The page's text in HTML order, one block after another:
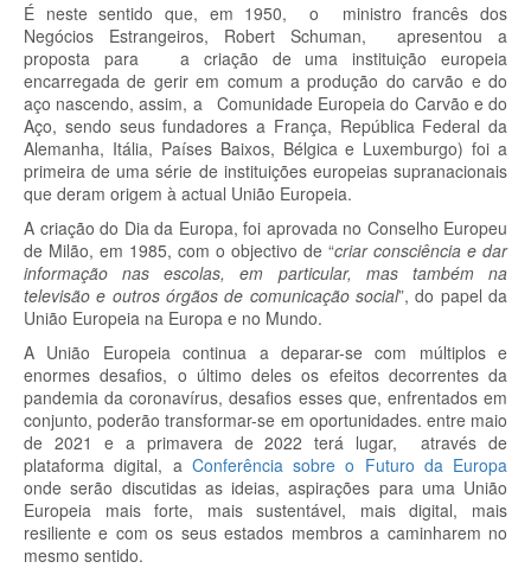
É neste sentido que, em 1950, o ministro francês dos
Negócios Estrangeiros, Robert Schuman, apresentou a
proposta para a criação de uma instituição europeia
encarregada de gerir em comum a produção do carvão e do
aço nascendo, assim, a Comunidade Europeia do Carvão e do
Aço, sendo seus fundadores a França, República Federal da
Alemanha, Itália, Países Baixos, Bélgica e Luxemburgo) foi a
primeira de uma série de instituições europeias supranacionais
que deram origem à actual União Europeia.
A criação do Dia da Europa, foi aprovada no Conselho Europeu
de Milão, em 1985, com o objectivo de “criar consciência e dar
informação nas escolas, em particular, mas também na
televisão e outros órgãos de comunicação social”, do papel da
União Europeia na Europa e no Mundo.
A União Europeia continua a deparar-se com múltiplos e
enormes desafios, o último deles os efeitos decorrentes da
pandemia da coronavírus, desafios esses que, enfrentados em
conjunto, poderão transformar-se em oportunidades. entre maio
de 2021 e a primavera de 2022 terá lugar, através de
plataforma digital, a Conferência sobre o Futuro da Europa
onde serão discutidas as ideias, aspirações para uma União
Europeia mais forte, mais sustentável, mais digital, mais
resiliente e com os seus estados membros a caminharem no
mesmo sentido.